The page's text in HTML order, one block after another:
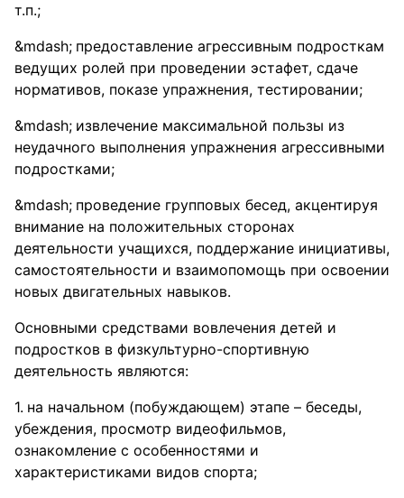
т.п.;
предоставление агрессивным подросткам
ведущих ролей при проведении эстафет, сдаче
нормативов, показе упражнения, тестировании;
извлечение максимальной пользы из
неудачного выполнения упражнения агрессивными
подростками;
проведение групповых бесед, акцентируя
внимание на положительных сторонах
деятельности учащихся, поддержание инициативы,
самостоятельности и взаимопомощь при освоении
новых двигательных навыков.
Основными средствами вовлечения детей и
подростков в физкультурно-спортивную
деятельность являются:
на начальном (побуждающем) этапе – беседы,
убеждения, просмотр видеофильмов,
ознакомление с особенностями и
характеристиками видов спорта;